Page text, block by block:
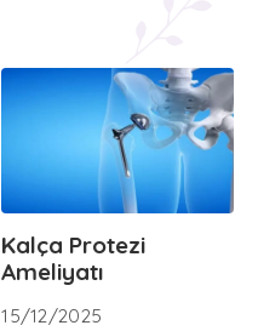
Kalça Protezi
Ameliyatı
15/12/2025